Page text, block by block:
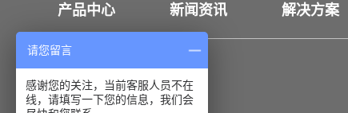
产品中心 新闻资讯 解决方案
联系我们
请您留言
感谢您的关注，当前客服人员不在
线，请填写一下您的信息，我们会